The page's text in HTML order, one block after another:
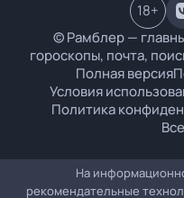
© Рамблер —
гороскопы, почта,
Полная версия
Условия
Политика
18+
На
рекомендательные